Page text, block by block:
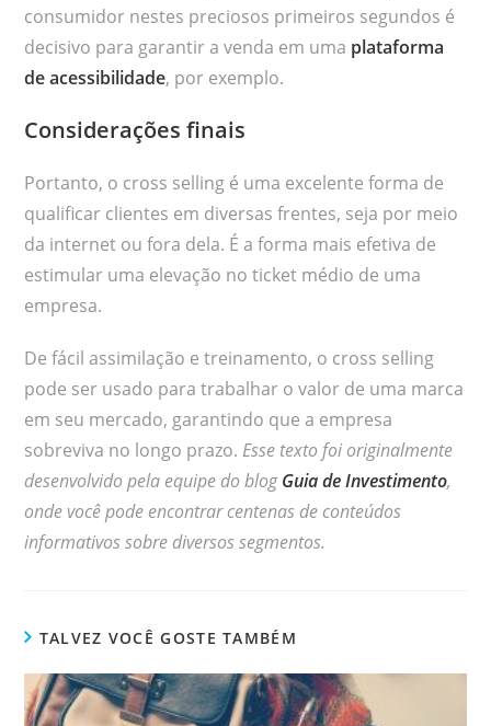
consumidor nestes preciosos primeiros segundos é
decisivo para garantir a venda em uma plataforma
de acessibilidade, por exemplo.
Considerações finais
Portanto, o cross selling é uma excelente forma de
qualificar clientes em diversas frentes, seja por meio
da internet ou fora dela. É a forma mais efetiva de
estimular uma elevação no ticket médio de uma
empresa.
De fácil assimilação e treinamento, o cross selling
pode ser usado para trabalhar o valor de uma marca
em seu mercado, garantindo que a empresa
sobreviva no longo prazo.Esse texto foi originalmente
desenvolvido pela equipe do blogGuia de Investimento,
onde você pode encontrar centenas de conteúdos
informativos sobre diversos segmentos.
TALVEZ VOCÊ GOSTE TAMBÉM